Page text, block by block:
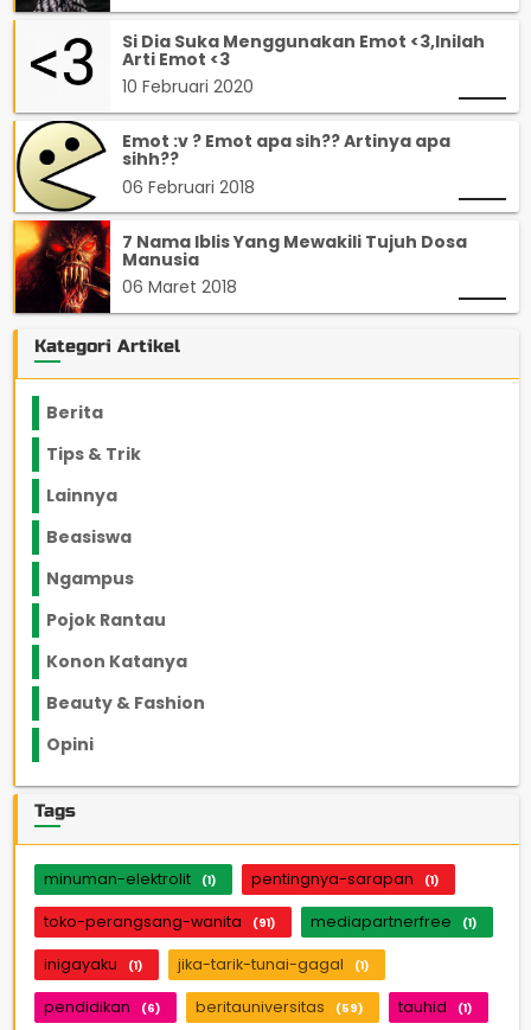
Si Dia Suka Menggunakan Emot <3,Inilah
Arti Emot <3
10 Februari 2020
Emot :v ? Emot apa sih?? Artinya apa
sihh??
06 Februari 2018
7 Nama Iblis Yang Mewakili Tujuh Dosa
Manusia
06 Maret 2018
Kategori Artikel
Berita
Tips & Trik
Lainnya
Beasiswa
Ngampus
Pojok Rantau
Konon Katanya
Beauty & Fashion
Opini
Tags
minuman-elektrolit (1) pentingnya-sarapan (1)
toko-perangsang-wanita (91) mediapartnerfree (1)
inigayaku (1) jika-tarik-tunai-gagal (1)
pendidikan (6) beritauniversitas (59) tauhid (1)